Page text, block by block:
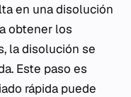
en una disolución
obtener los
la disolución se
Este paso es
rápida puede